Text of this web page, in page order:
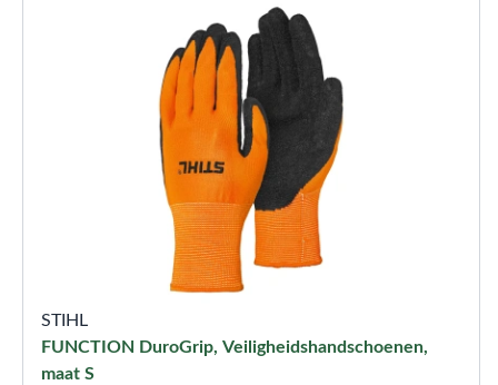
STIHL
FUNCTION DuroGrip, Veiligheidshandschoenen,
maat S